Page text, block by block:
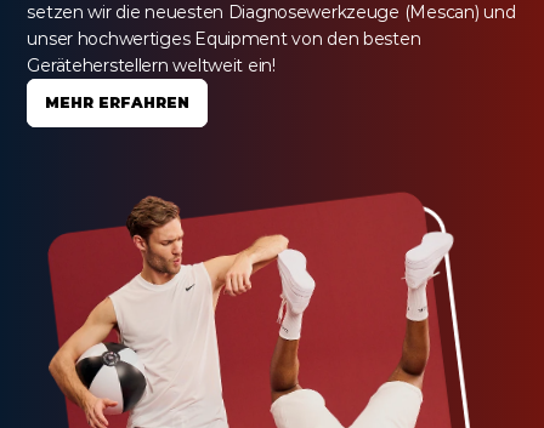
setzen wir die neuesten Diagnosewerkzeuge (Mescan) und
unser hochwertiges Equipment von den besten
Geräteherstellern weltweit ein!
MEHR ERFAHREN